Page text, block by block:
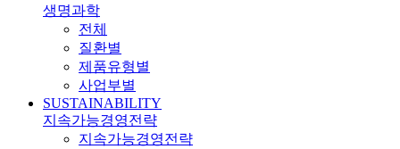
생명과학
전체
질환별
제품유형별
사업부별
SUSTAINABILITY
지속가능경영전략
지속가능경영전략